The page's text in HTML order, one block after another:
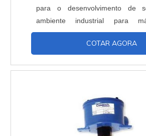
para o desenvolvimento de
ambiente industrial para
tamanhos distintos. Há mais
Confiman atua levando ao
processo industrial de
Equipamentos que garantem o
COTAR AGORA